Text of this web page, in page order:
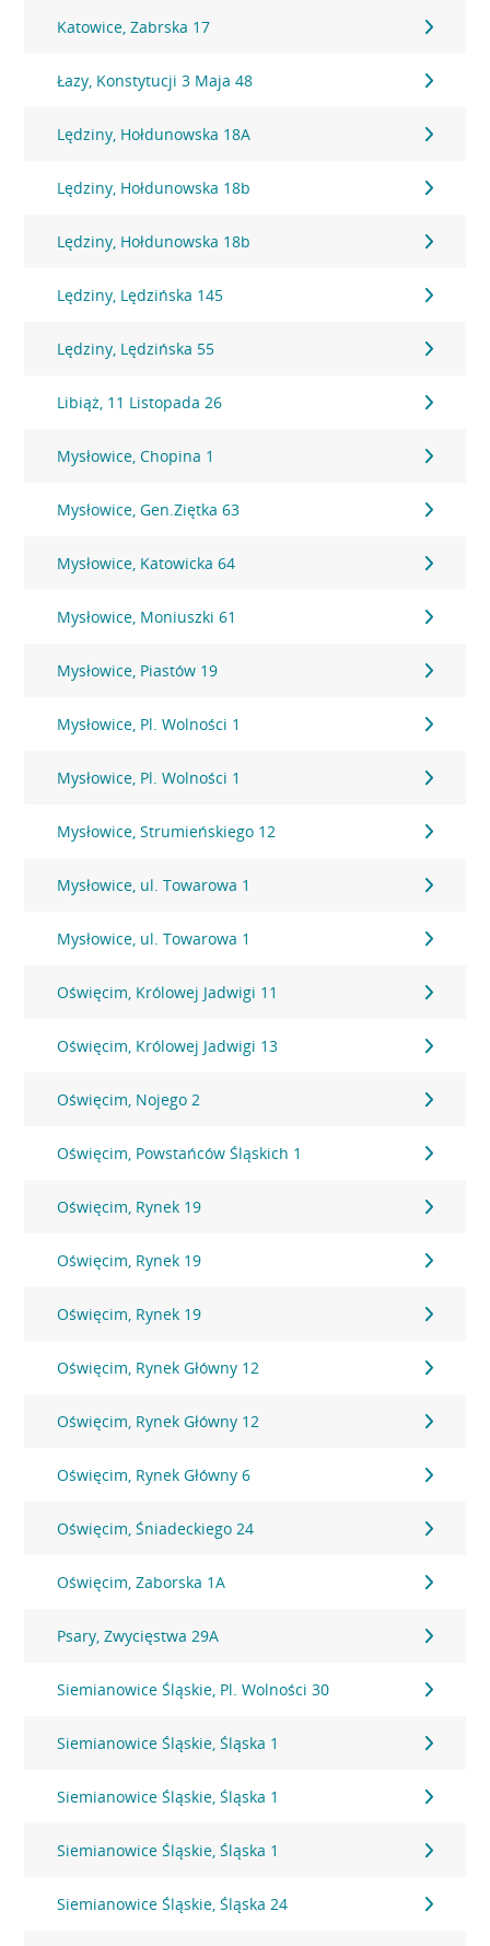
Katowice, Zabrska 17
Łazy, Konstytucji 3 Maja 48
Lędziny, Hołdunowska 18A
Lędziny, Hołdunowska 18b
Lędziny, Hołdunowska 18b
Lędziny, Lędzińska 145
Lędziny, Lędzińska 55
Libiąż, 11 Listopada 26
Mysłowice, Chopina 1
Mysłowice, Gen.Ziętka 63
Mysłowice, Katowicka 64
Mysłowice, Moniuszki 61
Mysłowice, Piastów 19
Mysłowice, Pl. Wolności 1
Mysłowice, Pl. Wolności 1
Mysłowice, Strumieńskiego 12
Mysłowice, ul. Towarowa 1
Mysłowice, ul. Towarowa 1
Oświęcim, Królowej Jadwigi 11
Oświęcim, Królowej Jadwigi 13
Oświęcim, Nojego 2
Oświęcim, Powstańców Śląskich 1
Oświęcim, Rynek 19
Oświęcim, Rynek 19
Oświęcim, Rynek 19
Oświęcim, Rynek Główny 12
Oświęcim, Rynek Główny 12
Oświęcim, Rynek Główny 6
Oświęcim, Śniadeckiego 24
Oświęcim, Zaborska 1A
Psary, Zwycięstwa 29A
Siemianowice Śląskie, Pl. Wolności 30
Siemianowice Śląskie, Śląska 1
Siemianowice Śląskie, Śląska 1
Siemianowice Śląskie, Śląska 1
Siemianowice Śląskie, Śląska 24